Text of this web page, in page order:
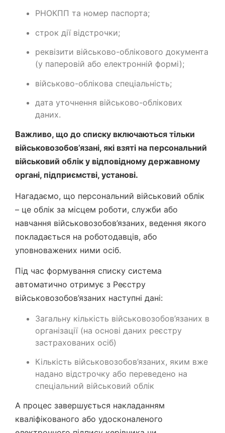
РНОКПП та номер паспорта;
строк дії відстрочки;
реквізити військово-облікового документа
(у паперовій або електронній формі);
військово-облікова спеціальність;
дата уточнення військово-облікових
даних.
Важливо, що до списку включаються тільки
військовозобов’язані, які взяті на персональний
військовий облік у відповідному державному
органі, підприємстві, установі.
Нагадаємо, що персональний військовий облік
– це облік за місцем роботи, служби або
навчання військовозобов’язаних, ведення якого
покладається на роботодавців, або
уповноважених ними осіб.
Під час формування списку система
автоматично отримує з Реєстру
військовозобов’язаних наступні дані:
Загальну кількість військовозобов’язаних в
організації (на основі даних реєстру
застрахованих осіб)
Кількість військовозобов’язаних, яким вже
надано відстрочку або переведено на
спеціальний військовий облік
А процес завершується накладанням
кваліфікованого або удосконаленого